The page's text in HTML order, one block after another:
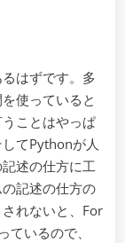
はずです。多
使っていると
ことはやっぱ
てPythonが人
述の仕方に工
記述の仕方の
れないと、For
いるので、